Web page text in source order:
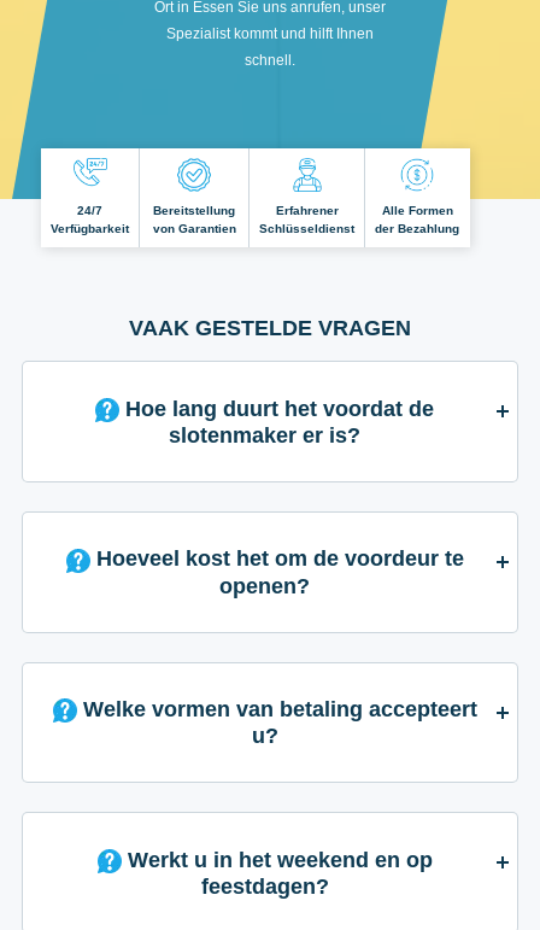
Ort in Essen Sie uns anrufen, unser
Spezialist kommt und hilft Ihnen
schnell.
24/7
Verfügbarkeit
Bereitstellung
von Garantien
Erfahrener
Schlüsseldienst
Alle Formen
der Bezahlung
VAAK GESTELDE VRAGEN
slotenmaker er is?
Hoeveel kost het om de voordeur te
openen?
Welke vormen van betaling accepteert
u?
Werkt u in het weekend en op
feestdagen?